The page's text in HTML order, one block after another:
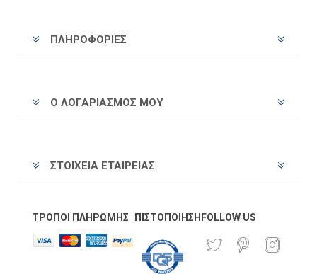
ΠΛΗΡΟΦΟΡΊΕΣ
Ο ΛΟΓΑΡΙΑΣΜΌΣ ΜΟΥ
ΣΤΟΙΧΕΊΑ ΕΤΑΙΡΕΊΑΣ
ΤΡΌΠΟΙ ΠΛΗΡΩΜΉΣ ΠΙΣΤΟΠΟΊΗΣΗ FOLLOW US